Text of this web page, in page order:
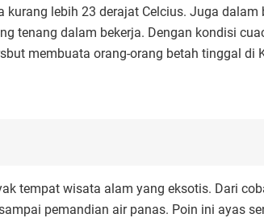
lebih 23 derajat Celcius. Juga dalam
tenang dalam bekerja. Dengan kondisi
membuata orang-orang betah tinggal di
tempat wisata alam yang eksotis. Dari
pemandian air panas. Poin ini ayas